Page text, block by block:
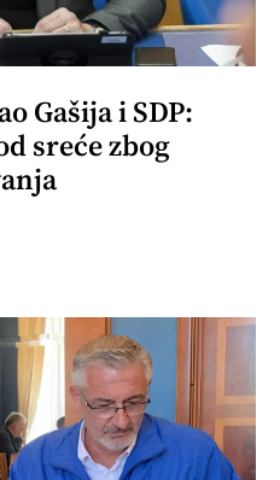
Gašija i SDP:
sreće zbog